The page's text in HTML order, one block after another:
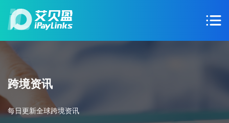
跨境资讯
每日更新全球跨境资讯